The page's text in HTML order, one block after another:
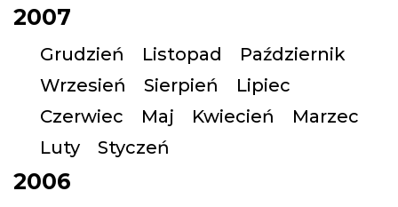
2007
Grudzień Listopad
Październik
Wrzesień
Sierpień
Lipiec
Czerwiec
Maj Kwiecień
Marzec
Luty
Styczeń
2006